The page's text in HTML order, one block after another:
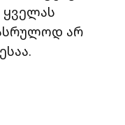
ყველას
არ